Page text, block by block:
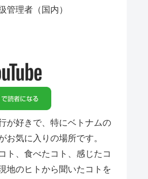
管理者（国内）
が好きで、特にベトナムの
お気に入りの場所です。
ト、食べたコト、感じたコ
地のヒトから聞いたコトを